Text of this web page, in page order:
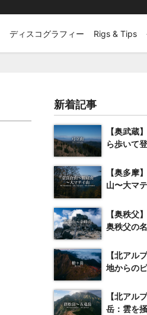
ディスコグラフィー Rigs & Tips
新着記事
【奥武蔵
ら歩いて
【奥多摩
山〜大マ
【奥秩父
奥秩父の
【北アル
地からの
【北アル
岳：雲を